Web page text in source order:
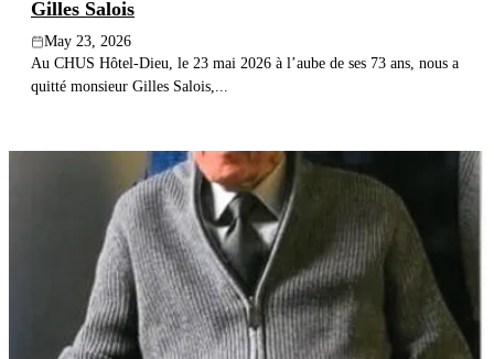
Gilles Salois
May 23, 2026
Au CHUS Hôtel-Dieu, le 23 mai 2026 à l’aube de ses 73 ans, nous a
quitté monsieur Gilles Salois,...